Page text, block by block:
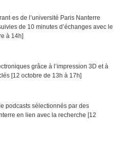
de l’université Paris Nanterre
de 10 minutes d’échanges avec le
à 14h]
grâce à l’impression 3D et à
[12 octobre de 13h à 17h]
podcasts sélectionnés par des
en lien avec la recherche [12